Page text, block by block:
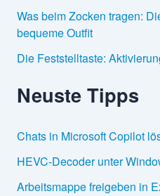
Was beim Zocken tragen:
bequeme Outfit
Die Feststelltaste:
Neuste Tipps
Chats in Microsoft Copilot
HEVC-Decoder unter
Arbeitsmappe freigeben in